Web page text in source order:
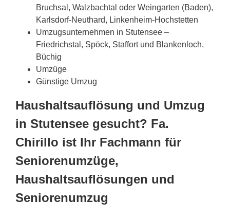
Bruchsal, Walzbachtal oder Weingarten (Baden),
Karlsdorf-Neuthard, Linkenheim-Hochstetten
Umzugsunternehmen in Stutensee –
Friedrichstal, Spöck, Staffort und Blankenloch,
Büchig
Umzüge
Günstige Umzug
Haushaltsauflösung und Umzug
in Stutensee gesucht? Fa.
Chirillo ist Ihr Fachmann für
Seniorenumzüge,
Haushaltsauflösungen und
Seniorenumzug